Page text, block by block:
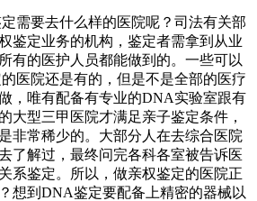
需要去什么样的医院呢？司法有关部
鉴定业务的机构，鉴定者需拿到从业
有的医护人员都能做到的。一些可以
医院还是有的，但是不是全部的医疗
，唯有配备有专业的DNA实验室跟有
大型三甲医院才满足亲子鉴定条件，
非常稀少的。大部分人在去综合医院
了解过，最终问完各科各室被告诉医
系鉴定。所以，做亲权鉴定的医院正
想到DNA鉴定要配备上精密的器械以